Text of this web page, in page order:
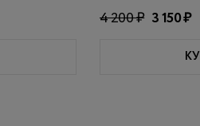
4 200 ₽ 3 150 ₽